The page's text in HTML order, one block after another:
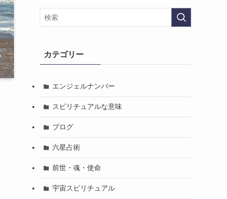
カテゴリー
エンジェルナンバー
スピリチュアルな意味
ブログ
六星占術
前世・魂・使命
宇宙スピリチュアル